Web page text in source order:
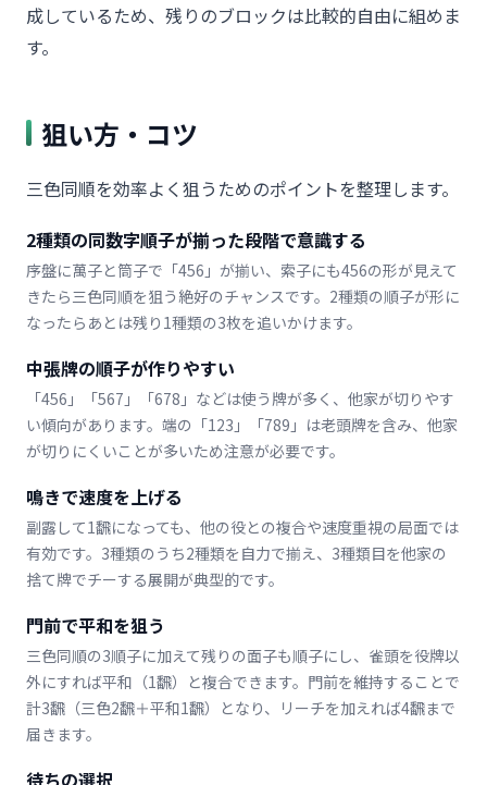
成しているため、残りのブロックは比較的自由に組めま
す。
狙い方・コツ
三色同順を効率よく狙うためのポイントを整理します。
2種類の同数字順子が揃った段階で意識する
序盤に萬子と筒子で「456」が揃い、索子にも456の形が見えて
きたら三色同順を狙う絶好のチャンスです。2種類の順子が形に
なったらあとは残り1種類の3枚を追いかけます。
中張牌の順子が作りやすい
「456」「567」「678」などは使う牌が多く、他家が切りやす
い傾向があります。端の「123」「789」は老頭牌を含み、他家
が切りにくいことが多いため注意が必要です。
鳴きで速度を上げる
副露して1飜になっても、他の役との複合や速度重視の局面では
有効です。3種類のうち2種類を自力で揃え、3種類目を他家の
捨て牌でチーする展開が典型的です。
門前で平和を狙う
三色同順の3順子に加えて残りの面子も順子にし、雀頭を役牌以
外にすれば平和（1飜）と複合できます。門前を維持することで
計3飜（三色2飜＋平和1飜）となり、リーチを加えれば4飜まで
届きます。
待ちの選択